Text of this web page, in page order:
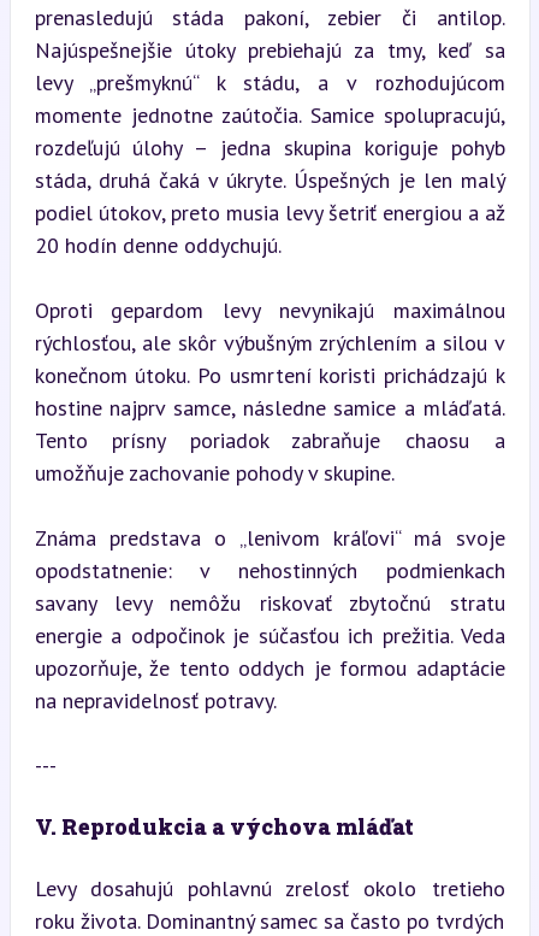
prenasledujú stáda pakoní, zebier či antilop.
Najúspešnejšie útoky prebiehajú za tmy, keď sa
levy „prešmyknú“ k stádu, a v rozhodujúcom
momente jednotne zaútočia. Samice spolupracujú,
rozdeľujú úlohy – jedna skupina koriguje pohyb
stáda, druhá čaká v úkryte. Úspešných je len malý
podiel útokov, preto musia levy šetriť energiou a až
20 hodín denne oddychujú.
Oproti gepardom levy nevynikajú maximálnou
rýchlosťou, ale skôr výbušným zrýchlením a silou v
konečnom útoku. Po usmrtení koristi prichádzajú k
hostine najprv samce, následne samice a mláďatá.
Tento prísny poriadok zabraňuje chaosu a
umožňuje zachovanie pohody v skupine.
Známa predstava o „lenivom kráľovi“ má svoje
opodstatnenie: v nehostinných podmienkach
savany levy nemôžu riskovať zbytočnú stratu
energie a odpočinok je súčasťou ich prežitia. Veda
upozorňuje, že tento oddych je formou adaptácie
na nepravidelnosť potravy.
---
V. Reprodukcia a výchova mláďat
Levy dosahujú pohlavnú zrelosť okolo tretieho
roku života. Dominantný samec sa často po tvrdých